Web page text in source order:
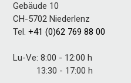
Gebäude 10
CH-5702 Niederlenz
Tel.+41 (0)62 769 88 00
Lu-Ve: 8:00 - 12:00 h
13:30 - 17:00 h